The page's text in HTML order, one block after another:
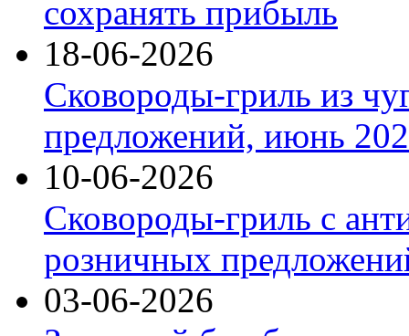
сохранять прибыль
18-06-2026
Сковороды-гриль из
предложений, июнь
10-06-2026
Сковороды-гриль с
розничных
03-06-2026